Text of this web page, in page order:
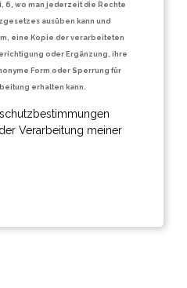
6, wo man jederzeit die Rechte
ausüben kann und
eine Kopie der verarbeiteten
oder Ergänzung, ihre
Form oder Sperrung für
erhalten kann.
Verarbeitung meiner